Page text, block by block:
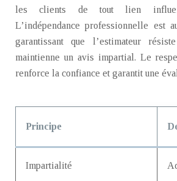
les clients de tout lien
L’indépendance professionnelle est
garantissant que l’estimateur
maintienne un avis impartial. Le
renforce la confiance et garantit une
Principe
Impartialité